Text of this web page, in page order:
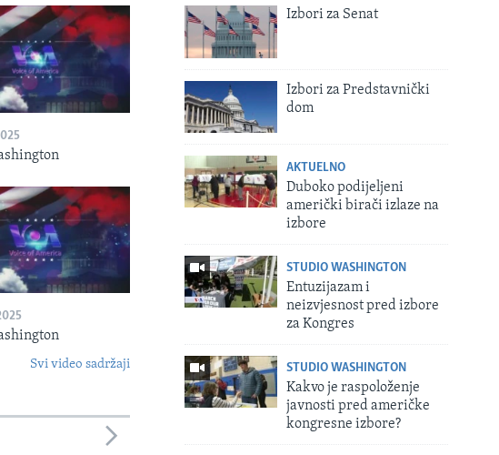
Izbori za Senat
Izbori za Predstavnički
dom
AKTUELNO
Duboko podijeljeni
američki birači izlaze na
izbore
STUDIO WASHINGTON
Entuzijazam i
neizvjesnost pred izbore
za Kongres
STUDIO WASHINGTON
Kakvo je raspoloženje
javnosti pred američke
kongresne izbore?
Svi video sadržaji